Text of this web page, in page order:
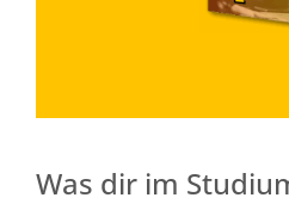
Was dir im